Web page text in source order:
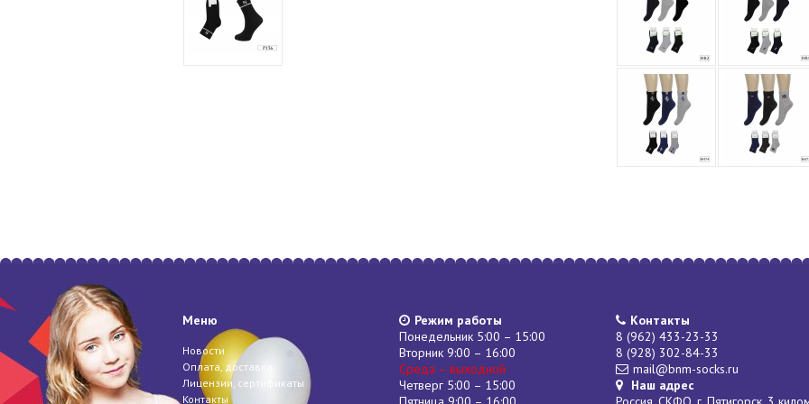
Меню
Новости
Оплата, доставка
Лицензии, сертификаты
Контакты
Режим работы
Понедельник 5:00 – 15:00
Вторник 9:00 – 16:00
Среда – выходной
Четверг 5:00 – 15:00
Контакты
8 (962) 433-23-33
8 (928) 302-84-33
mail@bnm-socks.ru
Наш адрес